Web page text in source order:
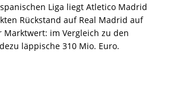
Liga liegt Atletico Madrid
Rückstand auf Real Madrid auf
Marktwert: im Vergleich zu den
läppische 310 Mio. Euro.